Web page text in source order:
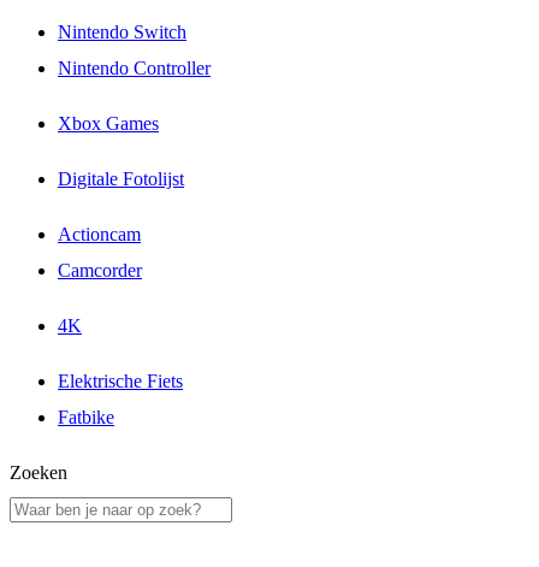
Nintendo Switch
Nintendo Controller
Xbox Games
Digitale Fotolijst
Actioncam
Camcorder
4K
Elektrische Fiets
Fatbike
Zoeken